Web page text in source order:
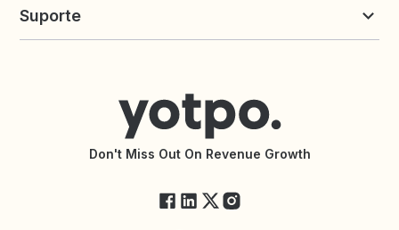
Calculadora de Margem
App de Avaliações para Shopify
Yotpo vs. Okendo
Suporte
Declaração de Acessibilidade
Documentação da API
Changelog da API
Status da YotpoDon't Miss Out On Revenue Growth